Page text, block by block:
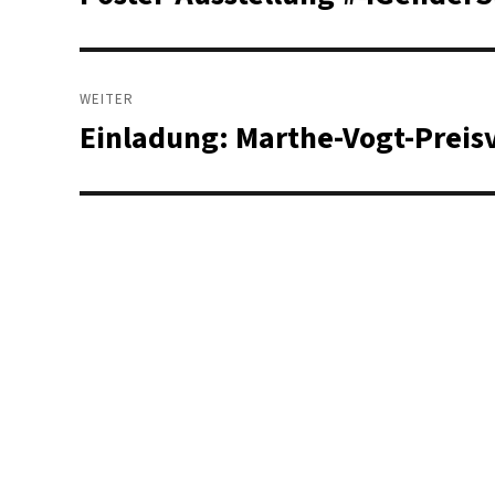
WEITER
Nächster
Einladung: Marthe-Vogt-